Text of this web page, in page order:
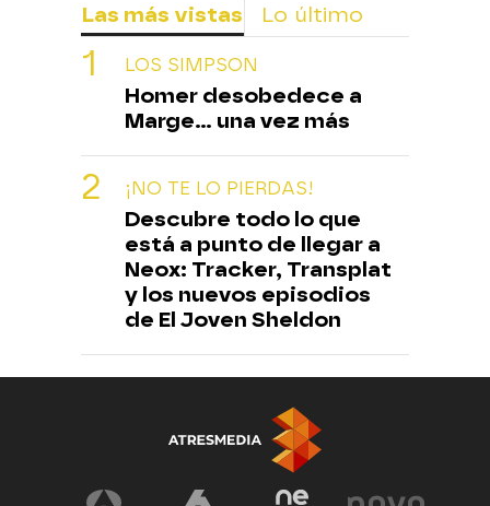
Las más vistas Lo último
LOS SIMPSON
Homer desobedece a
Marge... una vez más
¡NO TE LO PIERDAS!
Descubre todo lo que
está a punto de llegar a
Neox: Tracker, Transplat
y los nuevos episodios
de El Joven Sheldon